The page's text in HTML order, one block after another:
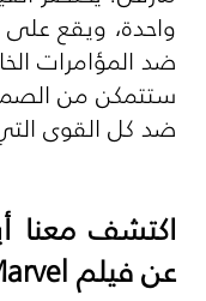
واحدة، ويقع على
ضد المؤامرات
ستتمكن من
ضد كل القوى
اكتشف معنا
عن فيلم